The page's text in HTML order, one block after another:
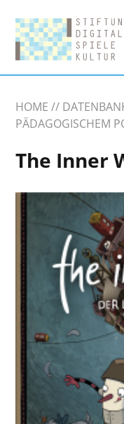
HOME
PÄDAGOGISCHEM
The Inner